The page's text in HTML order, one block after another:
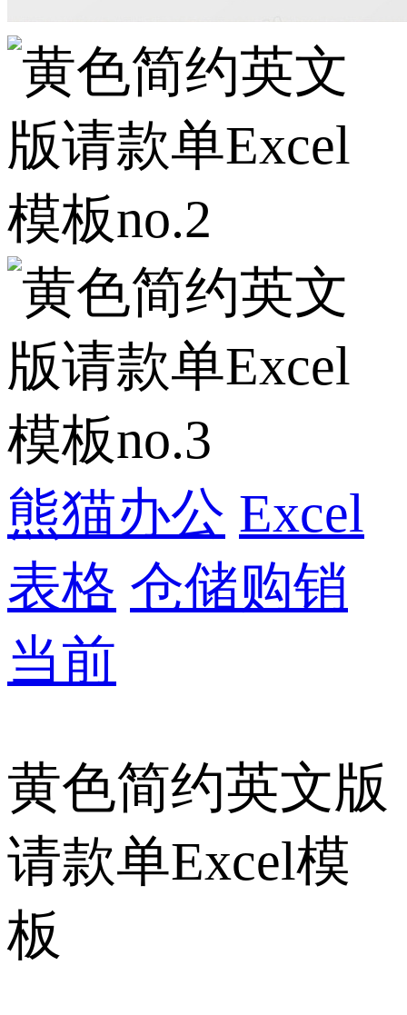
熊猫办公 Excel
表格 仓储购销
当前
黄色简约英文版
请款单Excel模
板